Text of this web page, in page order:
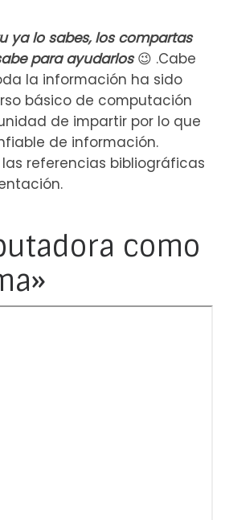
ya lo sabes, los compartas
para ayudarlos😉 .Cabe
la información ha sido
básico de computación
de impartir por lo que
de información.
referencias bibliográficas
como